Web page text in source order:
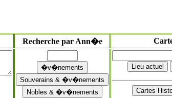
Recherche par Ann�e